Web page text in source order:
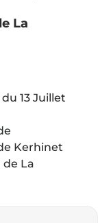
La
13 Juillet
Kerhinet
La